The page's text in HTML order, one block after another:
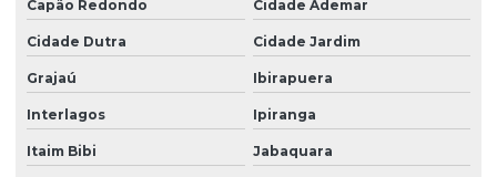
Capão Redondo Cidade Ademar
Cidade Dutra Cidade Jardim
Grajaú Ibirapuera
Interlagos Ipiranga
Itaim Bibi Jabaquara